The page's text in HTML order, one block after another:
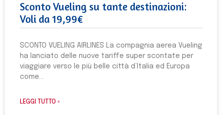
Sconto Vueling su tante destinazioni:
Voli da 19,99€
SCONTO VUELING AIRLINES La compagnia aerea Vueling
ha lanciato delle nuove tariffe super scontate per
viaggiare verso le più belle città d’Italia ed Europa
come
LEGGI TUTTO »